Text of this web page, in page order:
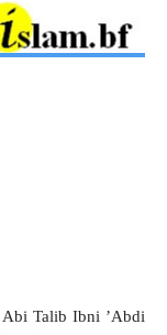
Talib Ibni ’Abdi